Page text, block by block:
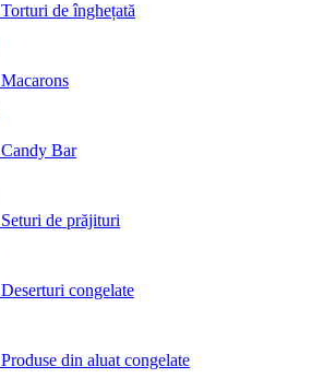
Torturi de înghețată
Macarons
Candy Bar
Seturi de prăjituri
Deserturi congelate
Produse din aluat congelate